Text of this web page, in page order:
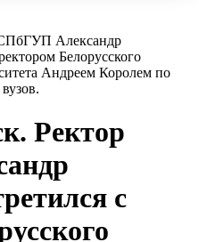
Александр
Белорусского
Андреем Королем по
Ректор
с